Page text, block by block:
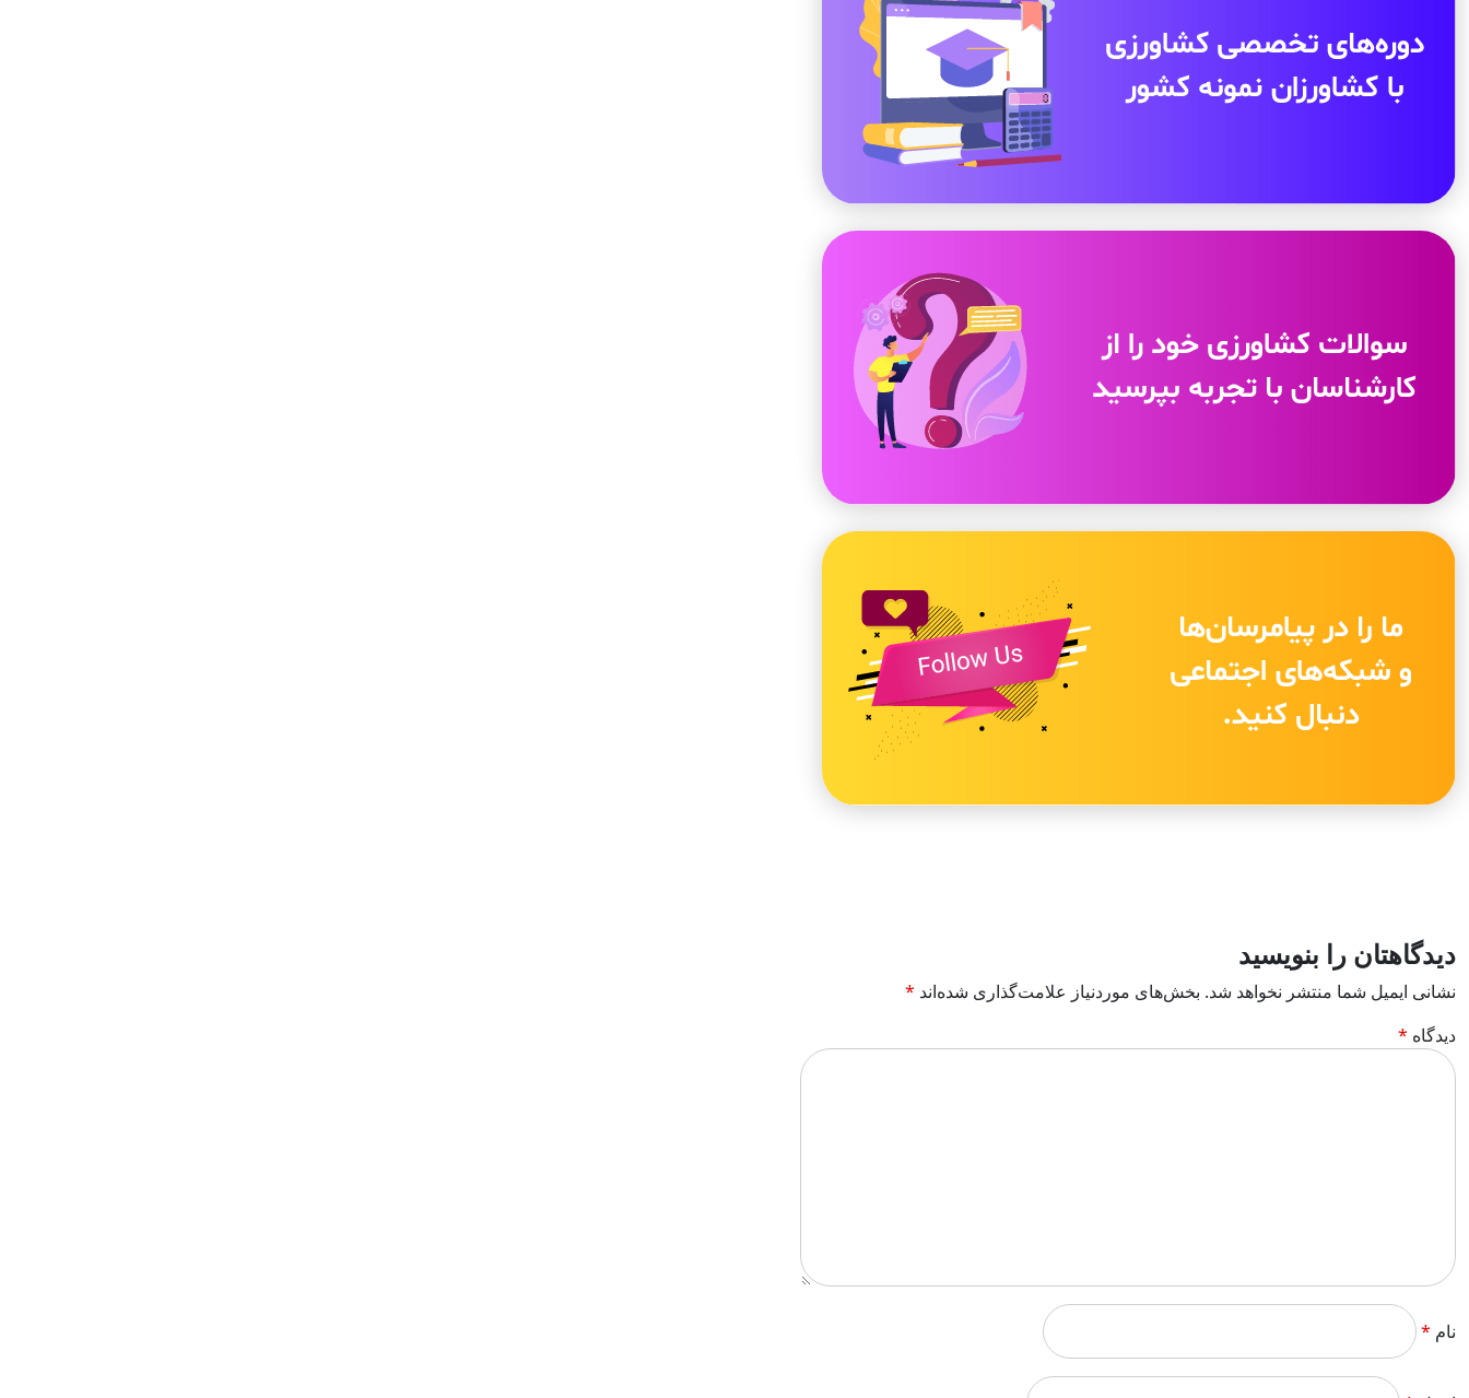
دیدگاهتان را بنویسید
نشانی ایمیل شما منتشر نخواهد شد. بخش‌های موردنیاز علامت‌گذاری شده‌اند *
دیدگاه *
نام *